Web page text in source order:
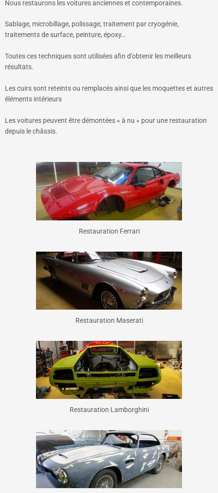
Nous restaurons les voitures anciennes et contemporaines.
Sablage, microbillage, polissage, traitement par cryogénie,
traitements de surface, peinture, époxy…
Toutes ces techniques sont utilisées afin d’obtenir les meilleurs
résultats.
Les cuirs sont reteints ou remplacés ainsi que les moquettes et autres
éléments intérieurs
Les voitures peuvent être démontées « à nu » pour une restauration
depuis le châssis.
Restauration Ferrari
Restauration Maserati
Restauration Lamborghini